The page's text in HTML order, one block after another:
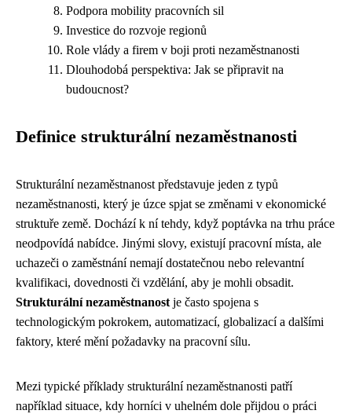
Podpora mobility pracovních sil
Investice do rozvoje regionů
Role vlády a firem v boji proti nezaměstnanosti
Dlouhodobá perspektiva: Jak se připravit na
budoucnost?
Definice strukturální nezaměstnanosti
Strukturální nezaměstnanost představuje jeden z typů
nezaměstnanosti, který je úzce spjat se změnami v ekonomické
struktuře země. Dochází k ní tehdy, když poptávka na trhu práce
neodpovídá nabídce. Jinými slovy, existují pracovní místa, ale
uchazeči o zaměstnání nemají dostatečnou nebo relevantní
kvalifikaci, dovednosti či vzdělání, aby je mohli obsadit.
Strukturální nezaměstnanost je často spojena s
technologickým pokrokem, automatizací, globalizací a dalšími
faktory, které mění požadavky na pracovní sílu.
Mezi typické příklady strukturální nezaměstnanosti patří
například situace, kdy horníci v uhelném dole přijdou o práci